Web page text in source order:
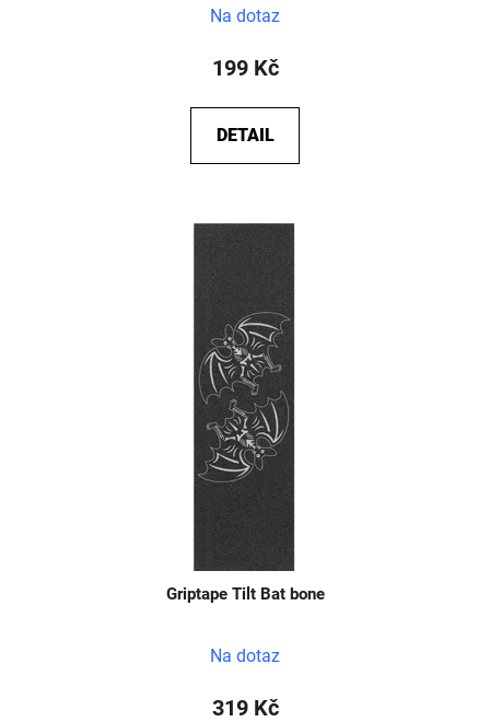
Na dotaz
199 Kč
DETAIL
Griptape Tilt Bat bone
Na dotaz
319 Kč